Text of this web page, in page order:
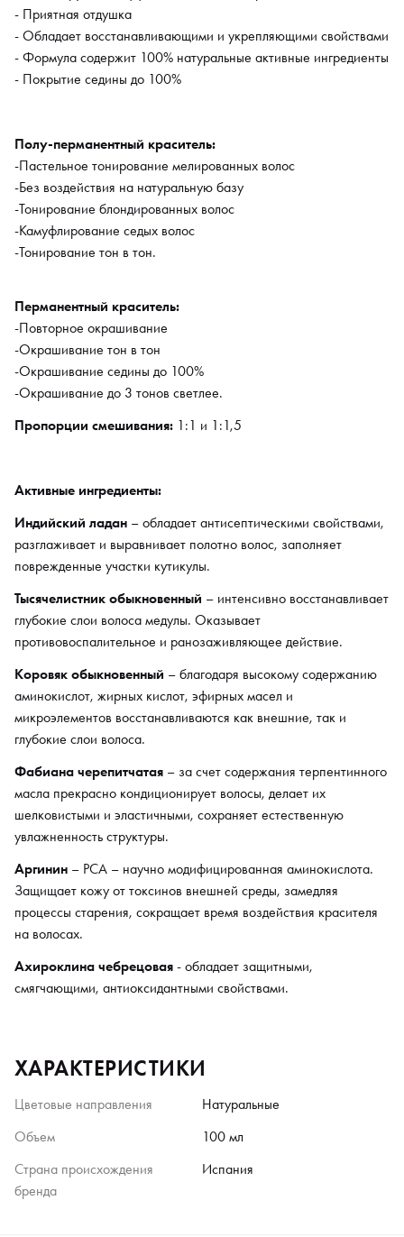
-Окрашивание седины до 100%
-Окрашивание до 3 тонов светлее.
Пропорции смешивания: 1:1 и 1:1,5
Индийский ладан– обладает антисептическими свойствами,
разглаживает и выравнивает полотно волос, заполняет
поврежденные участки кутикулы.
Тысячелистник обыкновенный
глубокие слои волоса медулы. Оказывает
противовоспалительное и ранозаживляющее действие.
аминокислот, жирных кислот, эфирных масел и
микроэлементов восстанавливаются как внешние, так и
глубокие слои волоса.
Фабиана черепитчатая– за счет содержания терпентинного
шелковистыми и эластичными, сохраняет естественную
Аргинин
Защищает кожу от токсинов внешней среды, замедляя
процессы старения, сокращает время воздействия красителя
на волосах.
Ахироклина чебрецовая- обладает защитными,
смягчающими, антиоксидантными свойствами.
- Приятная отдушка
- Обладает восстанавливающими и укрепляющими свойствами
- Формула содержит 100% натуральные активные ингредиенты
- Покрытие седины до 100%
Полу-перманентный краситель:
-Пастельное тонирование мелированных волос
-Без воздействия на натуральную базу
-Тонирование блондированных волос
-Камуфлирование седых волос
-Тонирование тон в тон.
Перманентный краситель:
-Повторное окрашивание
-Окрашивание тон в тон
-Окрашивание седины до 100%
-Окрашивание до 3 тонов светлее.
Пропорции смешивания: 1:1 и 1:1,5
Активные ингредиенты:
Индийский ладан – обладает антисептическими свойствами,
разглаживает и выравнивает полотно волос, заполняет
поврежденные участки кутикулы.
Тысячелистник обыкновенный – интенсивно восстанавливает
глубокие слои волоса медулы. Оказывает
противовоспалительное и ранозаживляющее действие.
Коровяк обыкновенный – благодаря высокому содержанию
аминокислот, жирных кислот, эфирных масел и
микроэлементов восстанавливаются как внешние, так и
глубокие слои волоса.
Фабиана черепитчатая – за счет содержания терпентинного
масла прекрасно кондиционирует волосы, делает их
шелковистыми и эластичными, сохраняет естественную
увлажненность структуры.
Аргинин – РСА – научно модифицированная аминокислота.
Защищает кожу от токсинов внешней среды, замедляя
процессы старения, сокращает время воздействия красителя
на волосах.
Ахироклина чебрецовая- обладает защитными,
смягчающими, антиоксидантными свойствами.
ХАРАКТЕРИСТИКИ
Цветовые направления
Натуральные
Объем
100 мл
Страна происхождения
бренда
Испания